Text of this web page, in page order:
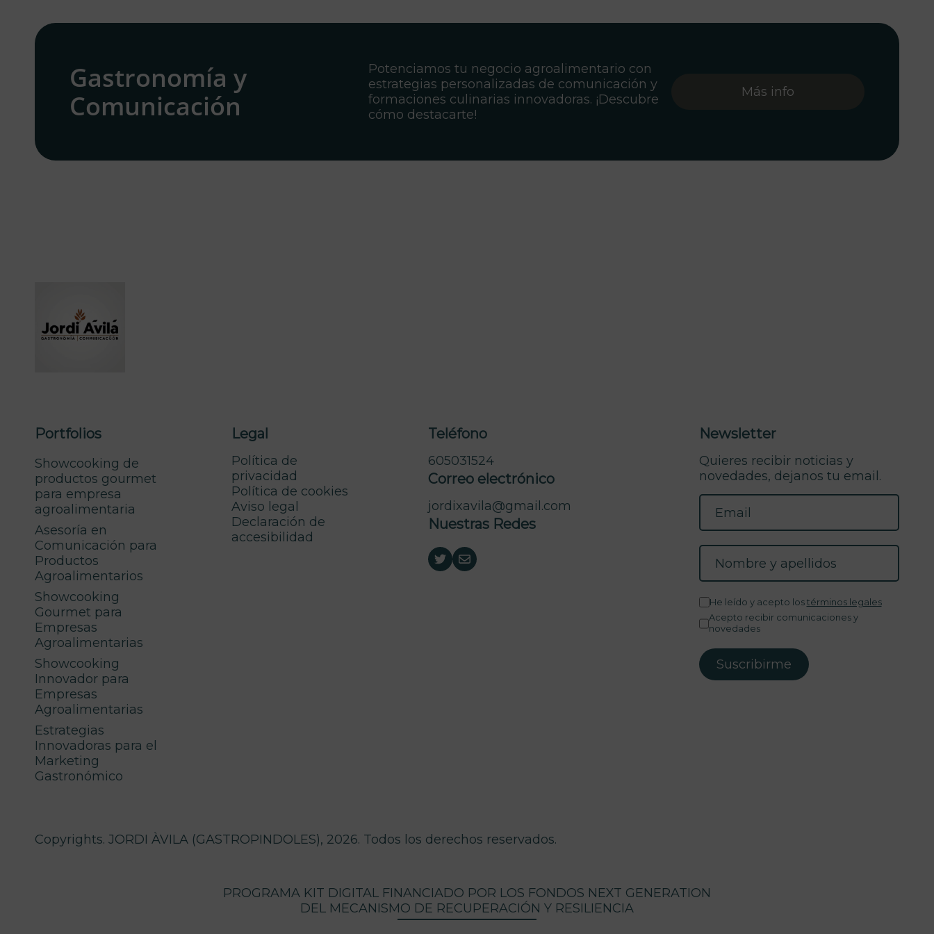
Gastronomía y
Comunicación
Potenciamos tu negocio agroalimentario con
estrategias personalizadas de comunicación y
formaciones culinarias innovadoras. ¡Descubre
cómo destacarte!
Más info
Portfolios
Showcooking de
productos gourmet
para empresa
agroalimentaria
Asesoría en
Comunicación para
Productos
Agroalimentarios
Showcooking
Gourmet para
Empresas
Agroalimentarias
Showcooking
Innovador para
Empresas
Agroalimentarias
Estrategias
Innovadoras para el
Marketing
Gastronómico
Legal
Política de
privacidad
Política de cookies
Aviso legal
Declaración de
accesibilidad
Teléfono
605031524
Correo electrónico
jordixavila@gmail.com
Nuestras Redes
Newsletter
Quieres recibir noticias y
novedades, dejanos tu email.
He leído y acepto los términos legales
Acepto recibir comunicaciones y
novedades
Copyrights. JORDI ÀVILA (GASTROPINDOLES), 2026. Todos los derechos reservados.
PROGRAMA KIT DIGITAL FINANCIADO POR LOS FONDOS NEXT GENERATION
DEL MECANISMO DE RECUPERACIÓN Y RESILIENCIA